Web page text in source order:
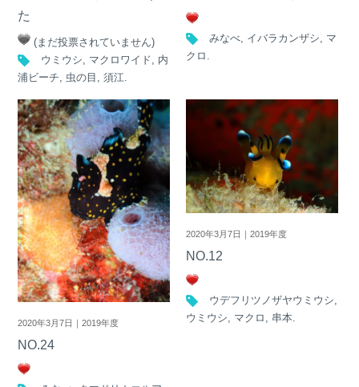
た
(まだ投票されていません)
ウミウシ
マクロワイド
内
浦ビーチ
虫の目 ,須江
みなべ イバラカンザシ
マ
クロ
2020年3月7日｜2019年度
NO.24
2020年3月7日｜2019年度
NO.12
ウデフリツノザヤウミウシ,
ウミウシ, マクロ , 串本.